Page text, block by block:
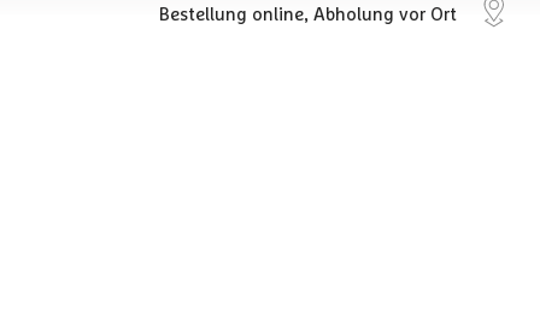
Bestellung online, Abholung vor Ort